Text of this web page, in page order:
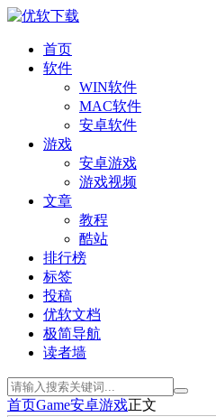
首页
软件
WIN软件
MAC软件
安卓软件
游戏
安卓游戏
游戏视频
文章
教程
酷站
排行榜
标签
投稿
优软文档
极简导航
读者墙
首页Game安卓游戏正文